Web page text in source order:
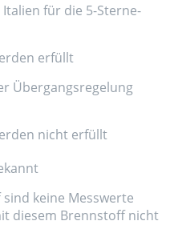
für die 5-Sterne-
erfüllt
Übergangsregelung
nicht erfüllt
keine Messwerte
diesem Brennstoff nicht